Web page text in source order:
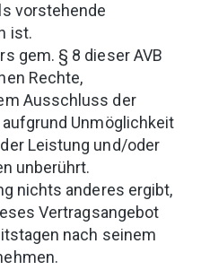
vorstehende
ist.
gem. § 8 dieser AVB
Rechte,
Ausschluss der
Unmöglichkeit
Leistung und/oder
unberührt.
nichts anderes ergibt,
Vertragsangebot
nach seinem